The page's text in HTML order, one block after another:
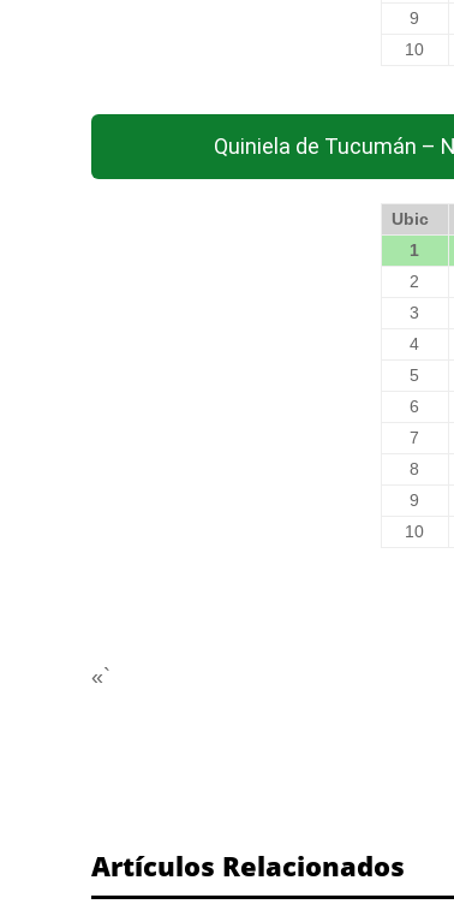
9
10
Quiniela de Tucumán –
Ubic
1
2
3
4
5
6
7
8
9
10
«`
Artículos Relacionados